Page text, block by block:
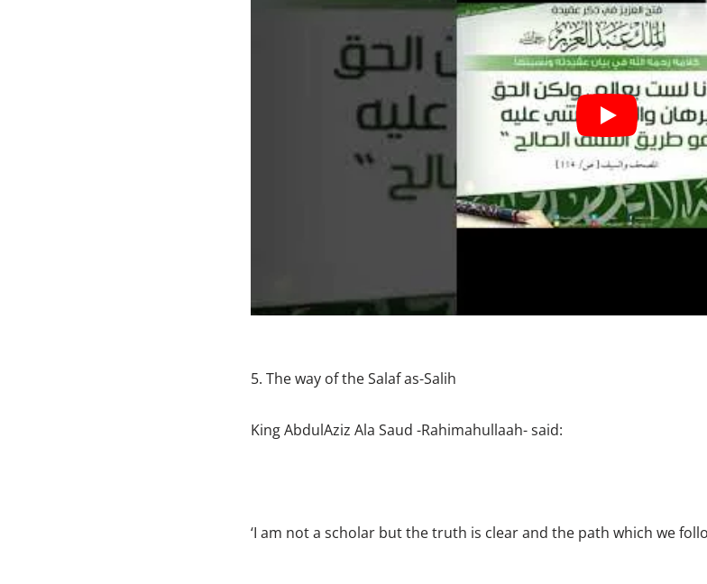
5. The way of the Salaf as-Salih
King AbdulAziz Ala Saud -Rahimahullaah- said:
‘I am not a scholar but the truth is clear and the path which we